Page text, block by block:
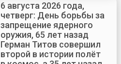
6 августа 2026 года,
четверг: День борьбы за
запрещение ядерного
оружия, 65 лет назад
Герман Титов совершил
второй в истории полёт